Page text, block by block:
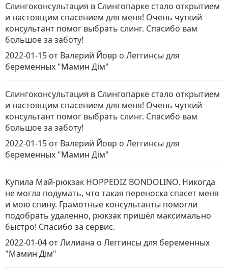
Слингоконсультация в Слингопарке стало открытием
и настоящим спасением для меня! Очень чуткий
консультант помог выбрать слинг. Спасибо вам
большое за заботу!
2022-01-15 от Валерий Йовр о Леггинсы для
беременных "Мамин Дім"
Слингоконсультация в Слингопарке стало открытием
и настоящим спасением для меня! Очень чуткий
консультант помог выбрать слинг. Спасибо вам
большое за заботу!
2022-01-15 от Валерий Йовр о Леггинсы для
беременных "Мамин Дім"
Купила Май-рюкзак HOPPEDIZ BONDOLINO. Никогда
не могла подумать, что такая переноска спасет меня
и мою спину. Грамотные консультанты помогли
подобрать удаленно, рюкзак пришёл максимально
быстро! Спасибо за сервис.
2022-01-04 от Лилиана о Леггинсы для беременных
"Мамин Дім"